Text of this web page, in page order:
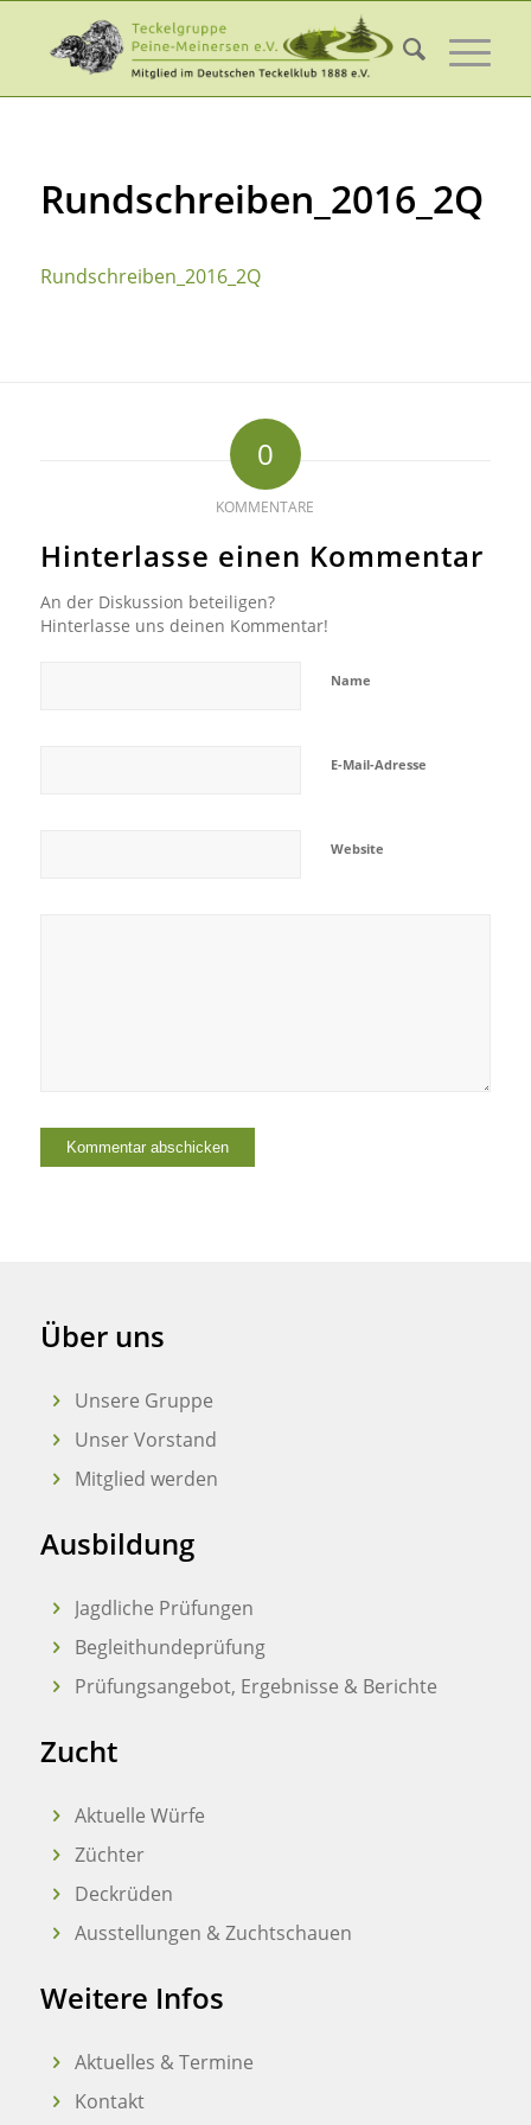
Rundschreiben_2016_2Q
Rundschreiben_2016_2Q
0
KOMMENTARE
Hinterlasse einen Kommentar
An der Diskussion beteiligen?
Hinterlasse uns deinen Kommentar!
Name
E-Mail-Adresse
Website
Über uns
Unsere Gruppe
Unser Vorstand
Mitglied werden
Ausbildung
Jagdliche Prüfungen
Begleithundeprüfung
Prüfungsangebot, Ergebnisse & Berichte
Zucht
Aktuelle Würfe
Züchter
Deckrüden
Ausstellungen & Zuchtschauen
Weitere Infos
Aktuelles & Termine
Kontakt